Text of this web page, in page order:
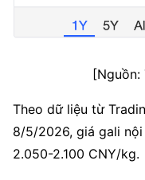
Theo dữ liệu từ
8/5/2026, giá gali
2.050-2.100 CNY/kg.